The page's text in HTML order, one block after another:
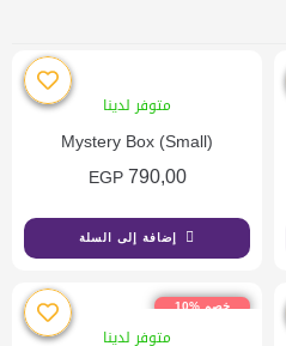
متوفر لدينا
Mystery Box (Small)
790,00
EGP
إضافة إلى السلة
خصم %10
متوفر لدينا